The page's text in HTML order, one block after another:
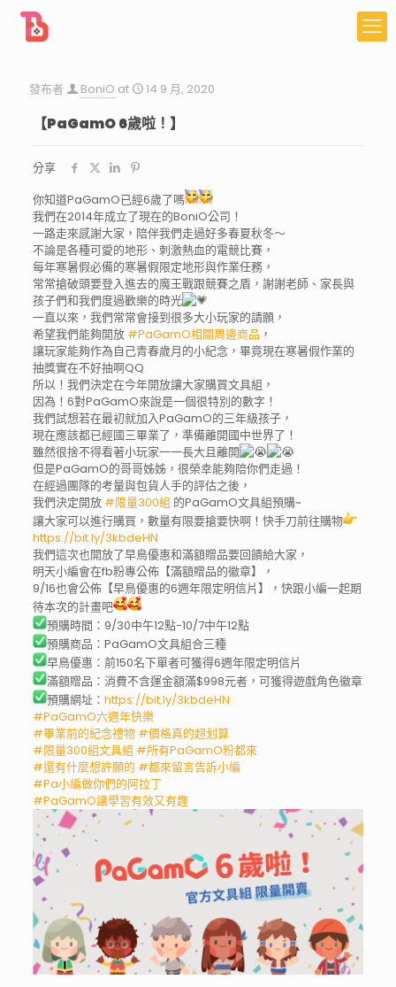
發布者 BoniO at 14 9 月, 2020
【PaGamO 6歲啦！】
分享
你知道PaGamO已經6歲了嗎
我們在2014年成立了現在的BoniO公司！
一路走來感謝大家，陪伴我們走過好多春夏秋冬～
不論是各種可愛的地形、刺激熱血的電競比賽，
每年寒暑假必備的寒暑假限定地形與作業任務，
常常搶破頭要登入進去的魔王戰跟競賽之盾，謝謝老師、家長與
孩子們和我們度過歡樂的時光
一直以來，我們常常會接到很多大小玩家的請願，
希望我們能夠開放 #PaGamO相關周邊商品 ，
讓玩家能夠作為自己青春歲月的小紀念，畢竟現在寒暑假作業的
抽獎實在不好抽啊QQ
所以！我們決定在今年開放讓大家購買文具組，
因為！6對PaGamO來說是一個很特別的數字！
我們試想若在最初就加入PaGamO的三年級孩子，
現在應該都已經國三畢業了，準備離開國中世界了！
雖然很捨不得看著小玩家一一長大且離開
但是PaGamO的哥哥姊姊，很榮幸能夠陪你們走過！
在經過團隊的考量與包貨人手的評估之後，
我們決定開放 #限量300組 的PaGamO文具組預購~
讓大家可以進行購買，數量有限要搶要快啊！快手刀前往購物
https://bit.ly/3kbdeHN
我們這次也開放了早鳥優惠和滿額贈品要回饋給大家，
明天小編會在fb粉專公佈【滿額贈品的徽章】，
9/16也會公佈【早鳥優惠的6週年限定明信片】，快跟小編一起期
待本次的計畫吧
預購時間：9/30中午12點-10/7中午12點
預購商品：PaGamO文具組合三種
早鳥優惠：前150名下單者可獲得6週年限定明信片
滿額贈品：消費不含運金額滿$998元者，可獲得遊戲角色徽章
預購網址： https://bit.ly/3kbdeHN
#PaGamO六週年快樂
#畢業前的紀念禮物 #價格真的超划算
#限量300組文具組 #所有PaGamO粉都來
#還有什麼想許願的 #都來留言告訴小編
#Pa小編做你們的阿拉丁
#PaGamO讓學習有效又有趣